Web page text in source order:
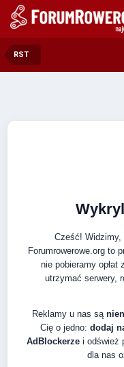
RST
Cześć!
Forumrowerowe.org to
nie pobieramy opłat
utrzymać serwery,
Reklamy u nas są
Cię o jedno: dodaj
AdBlockerze i odśwież
dla nas